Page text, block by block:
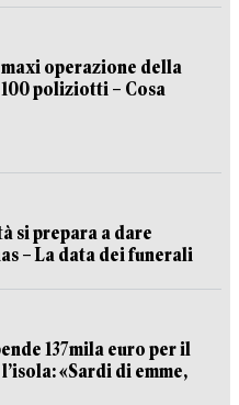
operazione della
poliziotti – Cosa
si prepara a dare
– La data dei funerali
137mila euro per il
«Sardi di emme,